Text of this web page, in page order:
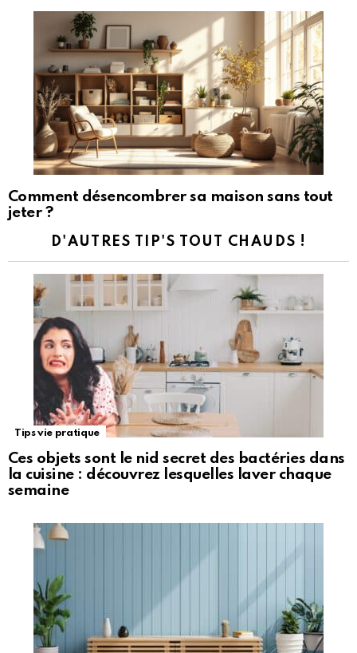
Comment désencombrer sa maison sans tout
jeter ?
D'AUTRES TIP'S TOUT CHAUDS !
Tips vie pratique
Ces objets sont le nid secret des bactéries dans
la cuisine : découvrez lesquelles laver chaque
semaine